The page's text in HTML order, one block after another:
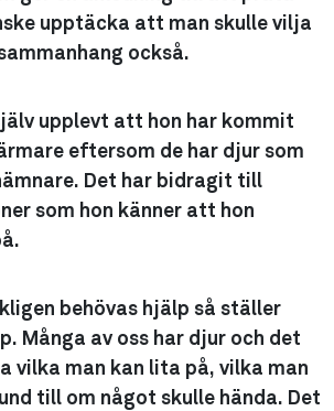
upptäcka att man skulle vilja
också.
upplevt att hon har kommit
eftersom de har djur som
Det har bidragit till
som hon känner att hon
behövas hjälp så ställer
Många av oss har djur och det
vilka man kan lita på, vilka man
till om något skulle hända. Det